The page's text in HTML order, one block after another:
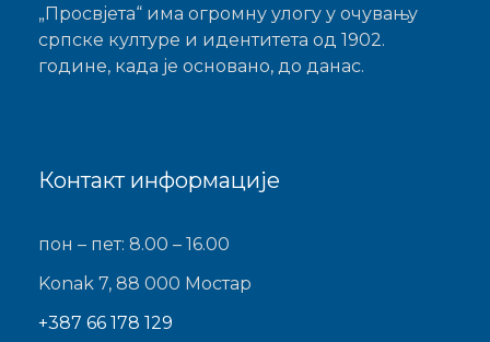
„Просвјета“ има огромну улогу у очувању
српске културе и идентитета од 1902.
године, када је основано, до данас.
Контакт информације
пон – пет: 8.00 – 16.00
Konak 7, 88 000 Мостар
+387 66 178 129